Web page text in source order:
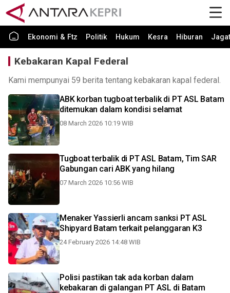
Ekonomi & Ftz Politik Hukum Kesra Hiburan Jagat
Kebakaran Kapal Federal
Kami mempunyai 59 berita tentang kebakaran kapal federal.
ABK korban tugboat terbalik di PT ASL Batam
ditemukan dalam kondisi selamat
08 March 2026 10:19 WIB
Tugboat terbalik di PT ASL Batam, Tim SAR
Gabungan cari ABK yang hilang
07 March 2026 10:56 WIB
Menaker Yassierli ancam sanksi PT ASL
Shipyard Batam terkait pelanggaran K3
24 February 2026 14:48 WIB
Polisi pastikan tak ada korban dalam
kebakaran di galangan PT ASL di Batam